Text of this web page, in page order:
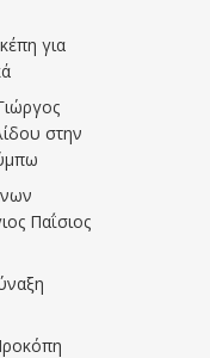
για
στην
Παΐσιος